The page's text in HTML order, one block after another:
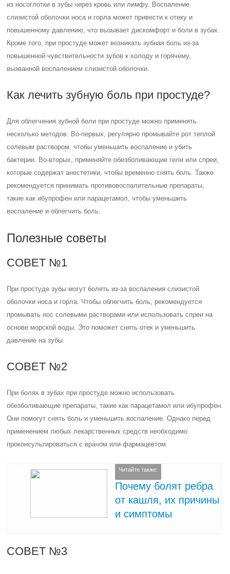
из носоглотки в зубы через кровь или лимфу. Воспаление
слизистой оболочки носа и горла может привести к отеку и
повышенному давлению, что вызывает дискомфорт и боли в зубах.
Кроме того, при простуде может возникать зубная боль из-за
повышенной чувствительности зубов к холоду и горячему,
вызванной воспалением слизистой оболочки.
Как лечить зубную боль при простуде?
Для облегчения зубной боли при простуде можно применять
несколько методов. Во-первых, регулярно промывайте рот теплой
солевым раствором, чтобы уменьшить воспаление и убить
бактерии. Во-вторых, применяйте обезболивающие гели или спреи,
которые содержат анестетики, чтобы временно снять боль. Также
рекомендуется принимать противовоспалительные препараты,
такие как ибупрофен или парацетамол, чтобы уменьшить
воспаление и облегчить боль.
Полезные советы
СОВЕТ №1
При простуде зубы могут болеть из-за воспаления слизистой
оболочки носа и горла. Чтобы облегчить боль, рекомендуется
промывать нос солевыми растворами или использовать спреи на
основе морской воды. Это поможет снять отек и уменьшить
давление на зубы.
СОВЕТ №2
При болях в зубах при простуде можно использовать
обезболивающие препараты, такие как парацетамол или ибупрофен.
Они помогут снять боль и уменьшить воспаление. Однако перед
применением любых лекарственных средств необходимо
проконсультироваться с врачом или фармацевтом.
Читайте также:
Почему болят ребра
от кашля, их причины
и симптомы
СОВЕТ №3